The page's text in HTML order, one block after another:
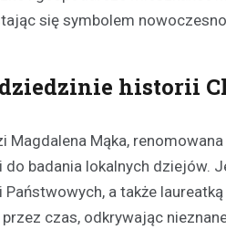
się symbolem
historii
Magdalena Mąka,
badania lokalnych dziejów.
a także
czas, odkrywając